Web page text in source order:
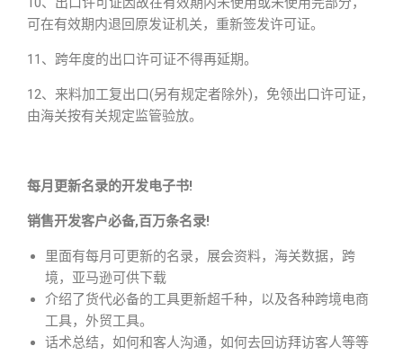
可在有效期内退回原发证机关，重新签发许可证。
11、跨年度的出口许可证不得再延期。
12、来料加工复出口(另有规定者除外)，免领出口许可证，
由海关按有关规定监管验放。
每月更新名录的开发电子书!
销售开发客户必备,百万条名录!
里面有每月可更新的名录，展会资料，海关数据，跨
境，亚马逊可供下载
介绍了货代必备的工具更新超千种，以及各种跨境电商
工具，外贸工具。
话术总结，如何和客人沟通，如何去回访拜访客人等等